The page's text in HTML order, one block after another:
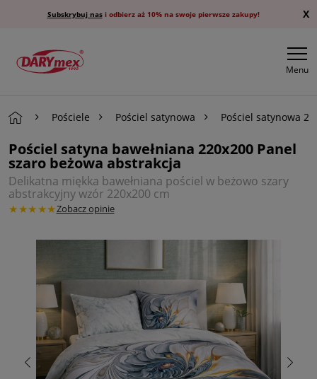
Subskrybuj nasi odbierz aż 10% na swoje pierwsze zakupy! X
Menu
Pościele Pościel satynowa Pościel satynowa
Pościel satyna bawełniana 220x200 Panel
szaro beżowa abstrakcja
Delikatna miękka bawełniana pościel w beżowo szary
abstrakcyjny wzór 220x200 cm
★★★★★Zobacz opinie